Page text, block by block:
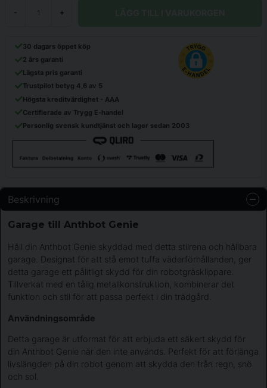
- +
30 dagars öppet köp
2 års garanti
Lägsta pris garanti
Trustpilot betyg 4,6 av 5
Högsta kreditvärdighet - AAA
Certifierade av Trygg E-handel
Personlig svensk kundtjänst och lager sedan 2003
Beskrivning
Garage till Anthbot Genie
Håll din Anthbot Genie skyddad med detta stilrena och hållbara
garage. Designat för att stå emot tuffa väderförhållanden, ger
detta garage ett pålitligt skydd för din robotgräsklippare.
Tillverkat med en tålig metallkonstruktion, kombinerar det
funktion och stil för att passa perfekt i din trädgård.
Användningsområde
Detta garage är utformat för att erbjuda ett säkert skydd för
din Anthbot Genie när den inte används. Perfekt för att förlänga
livslängden på din robot genom att skydda den från regn, snö
och sol.